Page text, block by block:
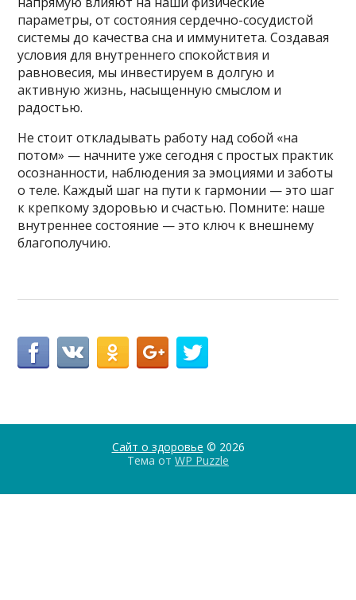
параметры, от состояния сердечно-сосудистой
системы до качества сна и иммунитета. Создавая
условия для внутреннего спокойствия и
равновесия, мы инвестируем в долгую и
активную жизнь, насыщенную смыслом и
радостью.
Не стоит откладывать работу над собой «на
потом» — начните уже сегодня с простых практик
осознанности, наблюдения за эмоциями и заботы
о теле. Каждый шаг на пути к гармонии — это шаг
к крепкому здоровью и счастью. Помните: наше
внутреннее состояние — это ключ к внешнему
благополучию.
Сайт о здоровье © 2026
Тема от WP Puzzle